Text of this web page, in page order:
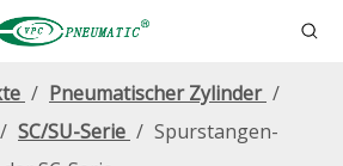
/ Pneumatischer Zylinder /
/ SC/SU-Serie / Spurstangen-